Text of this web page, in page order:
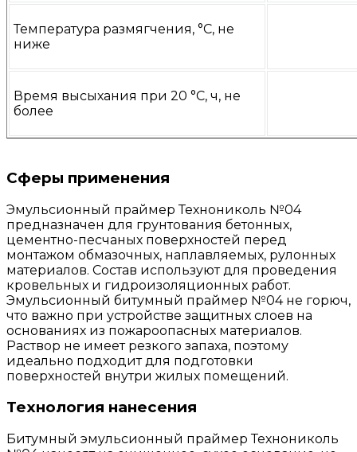
Температура размягчения, °С, не
ниже
Время высыхания при 20 °С, ч, не
более
Сферы применения
Эмульсионный праймер Технониколь №04
предназначен для грунтования бетонных,
цементно-песчаных поверхностей перед
монтажом обмазочных, наплавляемых, рулонных
материалов. Состав используют для проведения
кровельных и гидроизоляционных работ.
Эмульсионный битумный праймер №04 не горюч,
что важно при устройстве защитных слоев на
основаниях из пожароопасных материалов.
Раствор не имеет резкого запаха, поэтому
идеально подходит для подготовки
поверхностей внутри жилых помещений.
Технология нанесения
Битумный эмульсионный праймер Технониколь